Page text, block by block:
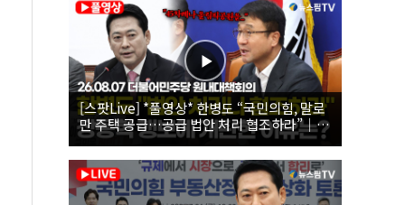
[스팟Live] *풀영상* 한병도 “국민의힘, 말로
만 주택 공급…공급 법안 처리 협조하라”｜
26.08.07 더불어민주당 원내대책회의